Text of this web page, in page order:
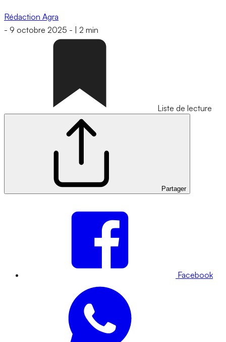
Rédaction Agra
- 9 octobre 2025 - 2 min
Liste de lecture
Partager
Facebook